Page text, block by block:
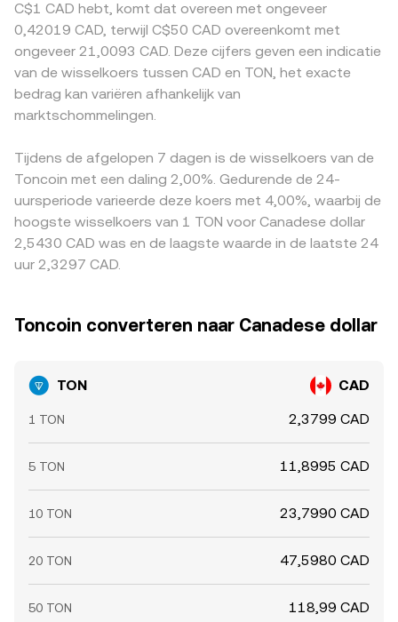
slot zorgen technische marktmechanismen voor
kortetermijnvolatiliteit: funding rates op TON‑perpetuals,
afwikkelingen rond derivaten‑expiries, on‑chain
walvisstromen tussen beurzen en wallets en
orderboek‑diepte kunnen samen voor snelle
verschuivingen in de TON/CAD‑conversion rate zorgen.
veranderen. Deze bronnen samen — laatste match in het
orderboek, de diepte van bids en asks, VWAP over venues
en AMM‑prijzen op TON‑DEX’s — vormen de actuele
TON/CAD‑conversion rate die je ziet op een platform als
OKX Convert.
fiat‑stortingskanalen, KYC‑vereisten of het lokale beleid
rond stablecoins. Veel wereldwijde TON‑volumes worden
bovendien eerst tegen USDT verhandeld; als USDT op een
bepaald moment met een premie of discount ten
opzichte van CAD wordt gewaardeerd, werkt die basis
door in afgeleide TON/CAD‑noteringen op platforms die
afleiden. Arbitrageurs kopen waar TON goedkoper is en
verkopen waar het duurder is, wat de verschillen
doorgaans verkleint, maar fricties zoals transactiekosten,
opnametijden, blockchain‑congestie en
compliance‑beperkingen voorkomen dat de
TON/CAD‑prijzen overal permanent exact gelijk zijn.
C$1 CAD hebt, komt dat overeen met ongeveer
0,42019 CAD, terwijl C$50 CAD overeenkomt met
ongeveer 21,0093 CAD. Deze cijfers geven een indicatie
van de wisselkoers tussen CAD en TON, het exacte
bedrag kan variëren afhankelijk van
marktschommelingen.
Tijdens de afgelopen 7 dagen is de wisselkoers van de
Toncoin met een daling 2,00%. Gedurende de 24-
uursperiode varieerde deze koers met 4,00%, waarbij de
hoogste wisselkoers van 1 TON voor Canadese dollar
2,5430 CAD was en de laagste waarde in de laatste 24
uur 2,3297 CAD.
Toncoin converteren naar Canadese dollar
TON CAD
1 TON 2,3799 CAD
5 TON 11,8995 CAD
10 TON 23,7990 CAD
20 TON 47,5980 CAD
50 TON 118,99 CAD